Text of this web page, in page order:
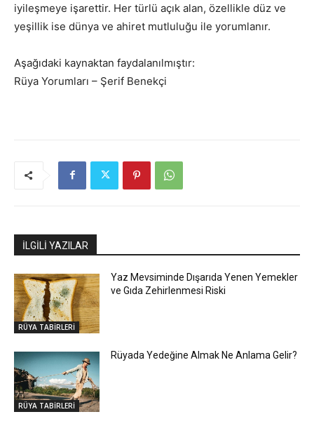
iyileşmeye işarettir. Her türlü açık alan, özellikle düz ve
yeşillik ise dünya ve ahiret mutluluğu ile yorumlanır.
Aşağıdaki kaynaktan faydalanılmıştır:
Rüya Yorumları – Şerif Benekçi
İLGİLİ YAZILAR
RÜYA TABİRLERİ
Yaz Mevsiminde Dışarıda Yenen Yemekler
ve Gıda Zehirlenmesi Riski
RÜYA TABİRLERİ
Rüyada Yedeğine Almak Ne Anlama Gelir?